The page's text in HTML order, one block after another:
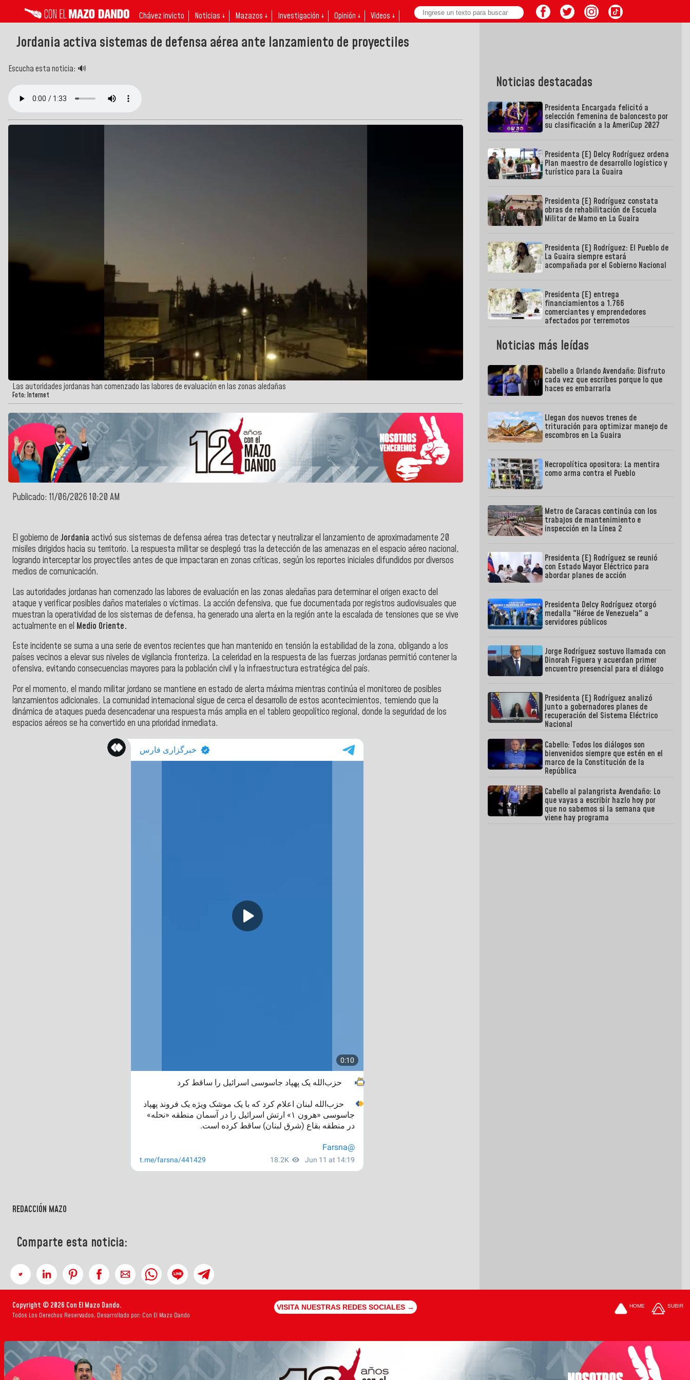
Chávez invicto Noticias ↓ Mazazos ↓ Investigación ↓ Opinión ↓ Videos ↓
Jordania activa sistemas de defensa aérea ante lanzamiento de proyectiles
Escucha esta noticia: 🔊
Las autoridades jordanas han comenzado las labores de evaluación en las zonas aledañas
Foto: Internet
Publicado: 11/06/2026 10:20 AM
El gobierno de Jordania activó sus sistemas de defensa aérea tras detectar y neutralizar el lanzamiento de aproximadamente 20
misiles dirigidos hacia su territorio. La respuesta militar se desplegó tras la detección de las amenazas en el espacio aéreo nacional,
logrando interceptar los proyectiles antes de que impactaran en zonas críticas, según los reportes iniciales difundidos por diversos
medios de comunicación.
Las autoridades jordanas han comenzado las labores de evaluación en las zonas aledañas para determinar el origen exacto del
ataque y verificar posibles daños materiales o víctimas. La acción defensiva, que fue documentada por registros audiovisuales que
muestran la operatividad de los sistemas de defensa, ha generado una alerta en la región ante la escalada de tensiones que se vive
actualmente en el Medio Oriente.
Este incidente se suma a una serie de eventos recientes que han mantenido en tensión la estabilidad de la zona, obligando a los
países vecinos a elevar sus niveles de vigilancia fronteriza. La celeridad en la respuesta de las fuerzas jordanas permitió contener la
ofensiva, evitando consecuencias mayores para la población civil y la infraestructura estratégica del país.
Por el momento, el mando militar jordano se mantiene en estado de alerta máxima mientras continúa el monitoreo de posibles
lanzamientos adicionales. La comunidad internacional sigue de cerca el desarrollo de estos acontecimientos, temiendo que la
dinámica de ataques pueda desencadenar una respuesta más amplia en el tablero geopolítico regional, donde la seguridad de los
espacios aéreos se ha convertido en una prioridad inmediata.
REDACCIÓN MAZO
Comparte esta noticia:
Noticias destacadas
Presidenta Encargada felicitó a
selección femenina de baloncesto por
su clasificación a la AmeriCup 2027
Presidenta (E) Delcy Rodríguez ordena
Plan maestro de desarrollo logístico y
turístico para La Guaira
Presidenta (E) Rodríguez constata
obras de rehabilitación de Escuela
Militar de Mamo en La Guaira
Presidenta (E) Rodríguez: El Pueblo de
La Guaira siempre estará
acompañada por el Gobierno Nacional
Presidenta (E) entrega
financiamientos a 1.766
comerciantes y emprendedores
afectados por terremotos
Noticias más leídas
Cabello a Orlando Avendaño: Disfruto
cada vez que escribes porque lo que
haces es embarrarla
Llegan dos nuevos trenes de
trituración para optimizar manejo de
escombros en La Guaira
Necropolítica opositora: La mentira
como arma contra el Pueblo
Metro de Caracas continúa con los
trabajos de mantenimiento e
inspección en la Línea 2
Presidenta (E) Rodríguez se reunió
con Estado Mayor Eléctrico para
abordar planes de acción
Presidenta Delcy Rodríguez otorgó
medalla "Héroe de Venezuela" a
servidores públicos
Jorge Rodríguez sostuvo llamada con
Dinorah Figuera y acuerdan primer
encuentro presencial para el diálogo
Presidenta (E) Rodríguez analizó
junto a gobernadores planes de
recuperación del Sistema Eléctrico
Nacional
Cabello: Todos los diálogos son
bienvenidos siempre que estén en el
marco de la Constitución de la
República
Cabello al palangrista Avendaño: Lo
que vayas a escribir hazlo hoy por
que no sabemos si la semana que
viene hay programa
Copyright © 2026 Con El Mazo Dando.
Todos Los Derechos Reservados. Desarrollado por: Con El Mazo Dando
VISITA NUESTRAS REDES SOCIALES → HOME SUBIR